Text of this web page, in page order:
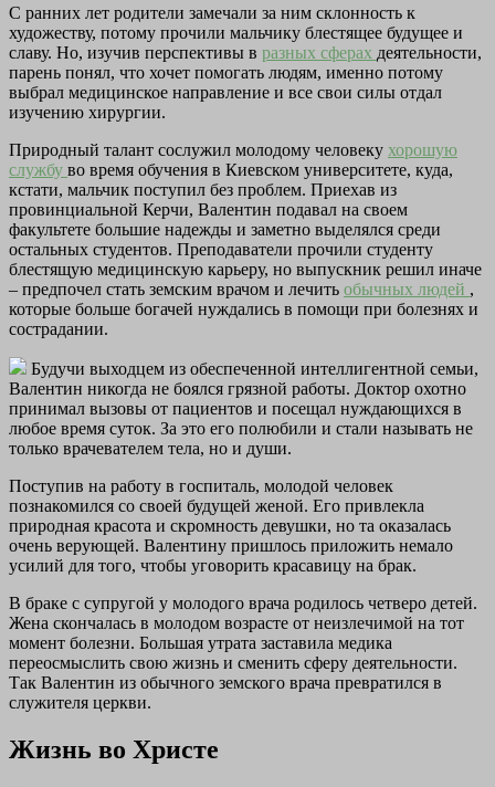
С ранних лет родители замечали за ним склонность к
художеству, потому прочили мальчику блестящее будущее и
славу. Но, изучив перспективы в разных сферах деятельности,
парень понял, что хочет помогать людям, именно потому
выбрал медицинское направление и все свои силы отдал
изучению хирургии.
Природный талант сослужил молодому человеку хорошую
службу во время обучения в Киевском университете, куда,
кстати, мальчик поступил без проблем. Приехав из
провинциальной Керчи, Валентин подавал на своем
факультете большие надежды и заметно выделялся среди
остальных студентов. Преподаватели прочили студенту
блестящую медицинскую карьеру, но выпускник решил иначе
– предпочел стать земским врачом и лечить обычных людей ,
которые больше богачей нуждались в помощи при болезнях и
сострадании.
Будучи выходцем из обеспеченной интеллигентной семьи,
Валентин никогда не боялся грязной работы. Доктор охотно
принимал вызовы от пациентов и посещал нуждающихся в
любое время суток. За это его полюбили и стали называть не
только врачевателем тела, но и души.
Поступив на работу в госпиталь, молодой человек
познакомился со своей будущей женой. Его привлекла
природная красота и скромность девушки, но та оказалась
очень верующей. Валентину пришлось приложить немало
усилий для того, чтобы уговорить красавицу на брак.
В браке с супругой у молодого врача родилось четверо детей.
Жена скончалась в молодом возрасте от неизлечимой на тот
момент болезни. Большая утрата заставила медика
переосмыслить свою жизнь и сменить сферу деятельности.
Так Валентин из обычного земского врача превратился в
служителя церкви.
Жизнь во Христе